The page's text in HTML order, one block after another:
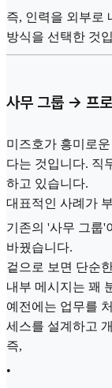
즉, 인력을 외부로
방식을 선택한 것
사무 그룹 → 프
미즈호가 흥미로
다는 것입니다. 직
하고 있습니다.
대표적인 사례가
기존의 '사무 그룹'
바꿨습니다.
겉으로 보면 단순
내부 메시지는 꽤
예전에는 업무를
세스를 설계하고
즉,
•